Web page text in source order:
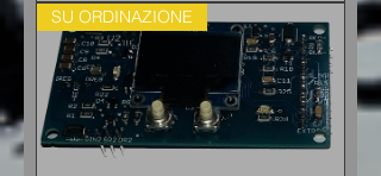
SU ORDINAZIONE